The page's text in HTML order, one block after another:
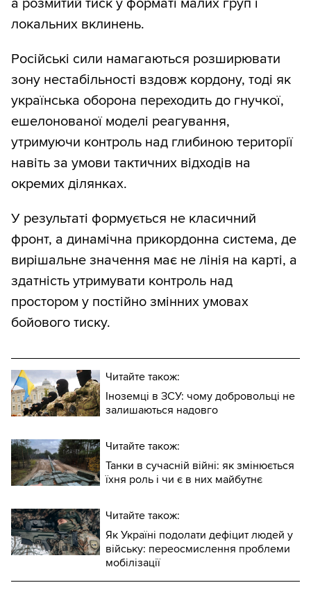
локальних вклинень.
Російські сили намагаються розширювати
зону нестабільності вздовж кордону, тоді як
українська оборона переходить до гнучкої,
ешелонованої моделі реагування,
утримуючи контроль над глибиною території
навіть за умови тактичних відходів на
окремих ділянках.
У результаті формується не класичний
фронт, а динамічна прикордонна система, де
вирішальне значення має не лінія на карті, а
здатність утримувати контроль над
простором у постійно змінних умовах
бойового тиску.
Читайте також:
Іноземці в ЗСУ: чому добровольці не
залишаються надовго
Читайте також:
Танки в сучасній війні: як змінюється
їхня роль і чи є в них майбутнє
Читайте також:
Як Україні подолати дефіцит людей у
війську: переосмислення проблеми
мобілізації